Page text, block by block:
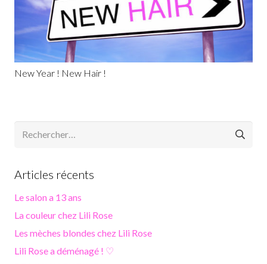
New Year ! New Hair !
Articles récents
Le salon a 13 ans
La couleur chez Lili Rose
Les mèches blondes chez Lili Rose
Lili Rose a déménagé ! ♡